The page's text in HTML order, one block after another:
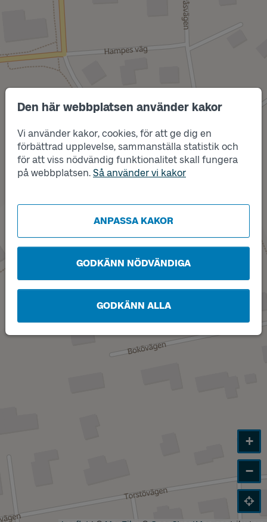
Den här webbplatsen använder kakor
Vi använder kakor, cookies, för att ge dig en
förbättrad upplevelse, sammanställa statistik och
för att viss nödvändig funktionalitet skall fungera
på webbplatsen. Så använder vi kakor
ANPASSA KAKOR
GODKÄNN NÖDVÄNDIGA
GODKÄNN ALLA
Läge
A
Läge
B Läge
C
+
−